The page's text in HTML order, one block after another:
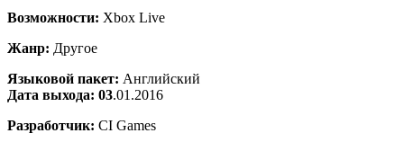
Возможности: Xbox Live
Жанр: Другое
Языковой пакет: Английский
Дата выхода: 03.01.2016
Разработчик: CI Games